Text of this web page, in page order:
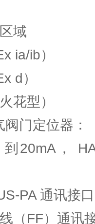
域
ia/ib）
d）
花型）
门定位器：
20mA，
PA 通讯接
（FF）通讯